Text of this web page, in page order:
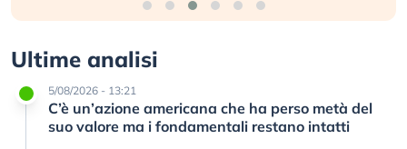
Ultime analisi
5/08/2026 - 13:21
C’è un’azione americana che ha perso metà del
suo valore ma i fondamentali restano intatti